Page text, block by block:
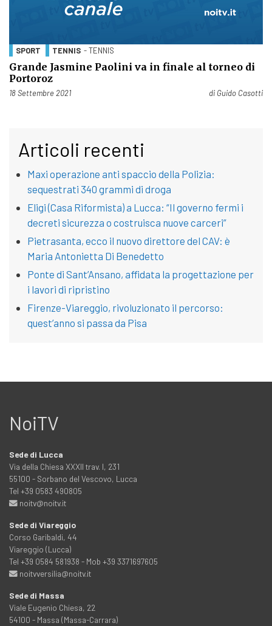
SPORT TENNIS - TENNIS
Grande Jasmine Paolini va in finale al torneo di
Portoroz
Pubblicato il
18 Settembre 2021 di Guido Casotti
Articoli recenti
Maxi operazione anti spaccio della Polizia:
sequestrati 340 grammi di droga
Eligi (Casa Riformista) a Lucca: “Il governo fermi i
decreti sicurezza o costruisca nuove carceri”
Pietrasanta, ecco il nuovo direttore del CAV: è
Maria Antonietta Di Benedetto
Ponte di Sant’Ansano, affidata la progettazione per
i lavori di ripristino
Firenze-Viareggio, rivoluzionato il percorso:
quest’anno si passa da Pisa
NoiTV
Sede di Lucca
Via della Chiesa XXXII trav. I, 231
55100 - Sorbano del Vescovo, Lucca
Tel +39 0583 490805
noitv@noitv.it
Sede di Viareggio
Corso Garibaldi, 44
Viareggio (Lucca)
Tel +39 0584 581938 - Mob +39 3371697605
noitvversilia@noitv.it
Sede di Massa
Viale Eugenio Chiesa, 22
54100 - Massa (Massa-Carrara)